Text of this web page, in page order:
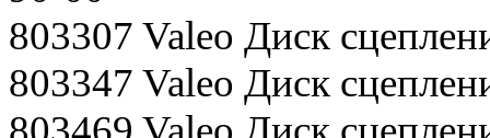
803307 Valeo Диск
803347 Valeo Диск